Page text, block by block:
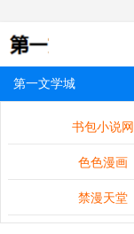
第一文学城
书包小说网
色色漫画
禁漫天堂